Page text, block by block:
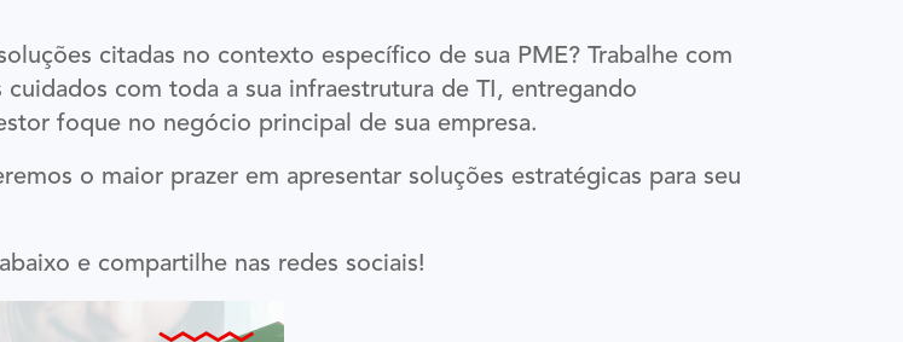
citadas no contexto específico de sua PME? Trabalhe com
com toda a sua infraestrutura de TI, entregando
foque no negócio principal de sua empresa.
o maior prazer em apresentar soluções estratégicas para seu
e compartilhe nas redes sociais!